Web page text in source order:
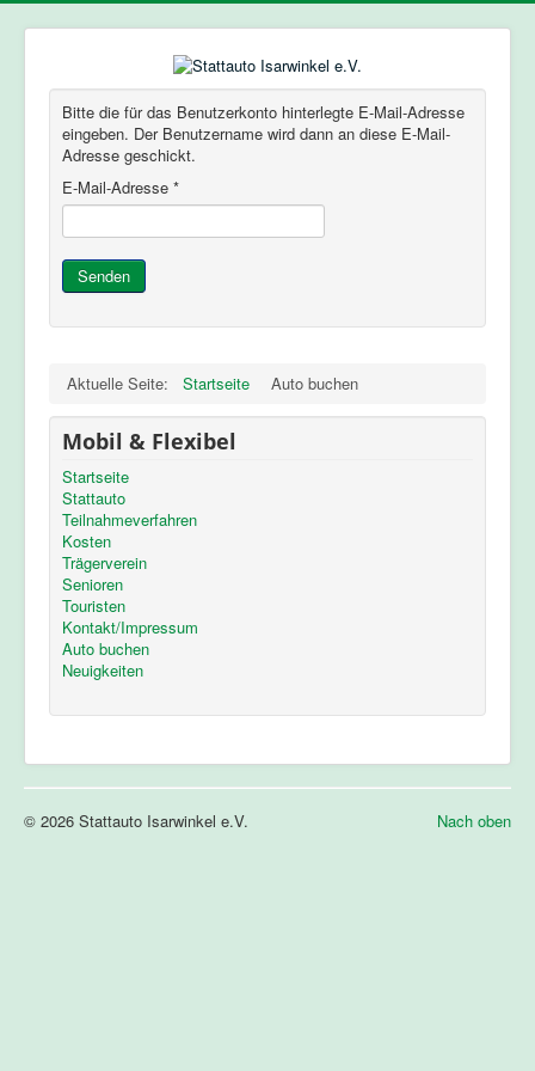
Bitte die für das Benutzerkonto hinterlegte E-Mail-Adresse
eingeben. Der Benutzername wird dann an diese E-Mail-
Adresse geschickt.
E-Mail-Adresse *
Senden
Aktuelle Seite: Startseite Auto buchen
Mobil & Flexibel
Startseite
Stattauto
Teilnahmeverfahren
Kosten
Trägerverein
Senioren
Touristen
Kontakt/Impressum
Auto buchen
Neuigkeiten
Nach oben
© 2026 Stattauto Isarwinkel e.V.